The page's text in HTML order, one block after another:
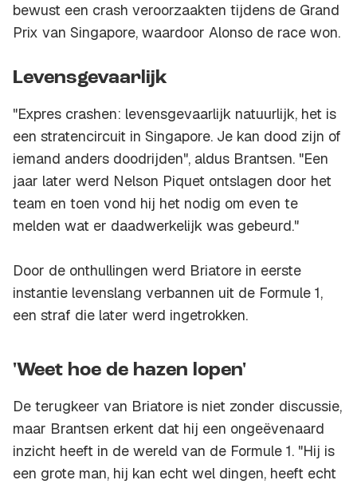
bewust een crash veroorzaakten tijdens de Grand
Prix van Singapore, waardoor Alonso de race won.
Levensgevaarlijk
"Expres crashen: levensgevaarlijk natuurlijk, het is
een stratencircuit in Singapore. Je kan dood zijn of
iemand anders doodrijden", aldus Brantsen. "Een
jaar later werd Nelson Piquet ontslagen door het
team en toen vond hij het nodig om even te
melden wat er daadwerkelijk was gebeurd."
Door de onthullingen werd Briatore in eerste
instantie levenslang verbannen uit de Formule 1,
een straf die later werd ingetrokken.
'Weet hoe de hazen lopen'
De terugkeer van Briatore is niet zonder discussie,
maar Brantsen erkent dat hij een ongeëvenaard
inzicht heeft in de wereld van de Formule 1. "Hij is
een grote man, hij kan echt wel dingen, heeft echt